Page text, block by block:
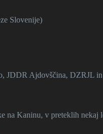
Slovenije)
JDDR Ajdovščina, DZRJL
na Kaninu, v preteklih